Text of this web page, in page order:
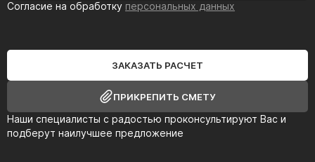
Наши специалисты с радостью проконсультируют Вас и
подберут наилучшее предложение
Согласие на обработку персональных данных
ЗАКАЗАТЬ РАСЧЕТ
ПРИКРЕПИТЬ СМЕТУ